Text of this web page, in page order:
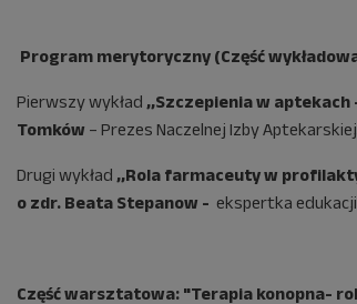
Program merytoryczny (Część
Pierwszy wykład ,,Szczepienia w aptekach
Tomków – Prezes Naczelnej Izby Aptekarskiej
Drugi wykład ,,Rola farmaceuty w
o zdr. Beata Stepanow - ekspertka
Część warsztatowa: "Terapia konopna-